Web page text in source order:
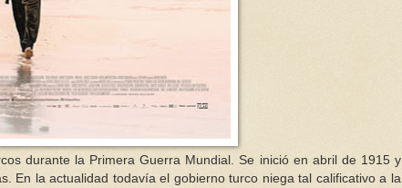
durante la Primera Guerra Mundial. Se inició en abril de 1915 y
En la actualidad todavía el gobierno turco niega tal calificativo a la